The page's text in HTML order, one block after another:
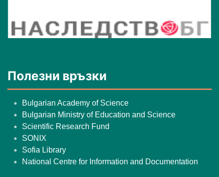
Полезни връзки
Bulgarian Academy of Science
Bulgarian Ministry of Education and Science
Scientific Research Fund
SONIX
Sofia Library
National Centre for Information and Documentation